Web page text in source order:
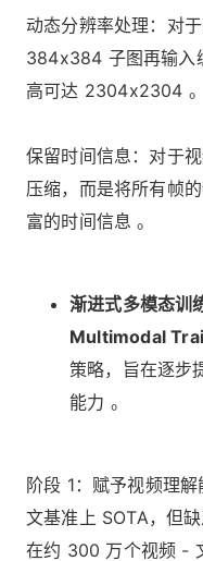
动态分辨率处理：对
384x384 子图再输入
高可达 2304x2304 。
保留时间信息：对于
压缩，而是将所有帧
富的时间信息 。
渐进式多模态
Multimodal
策略，旨在逐步
能力 。
阶段 1：赋予视频理
文基准上 SOTA，但
在约 300 万个视频 -